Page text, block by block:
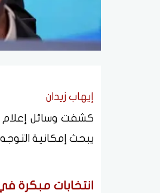
إيهاب زيدان
كشفت وسائل إعلام
يبحث إمكانية التوجه
انتخابات مبكرة